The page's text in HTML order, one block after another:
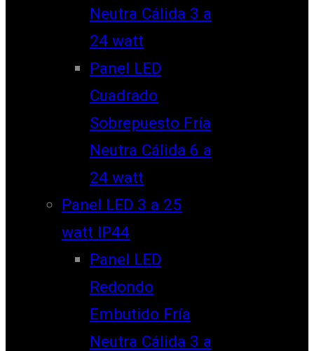
Neutra Cálida 3 a
24 watt
Panel LED
Cuadrado
Sobrepuesto Fría
Neutra Cálida 6 a
24 watt
Panel LED 3 a 25
watt IP44
Panel LED
Redondo
Embutido Fría
Neutra Cálida 3 a